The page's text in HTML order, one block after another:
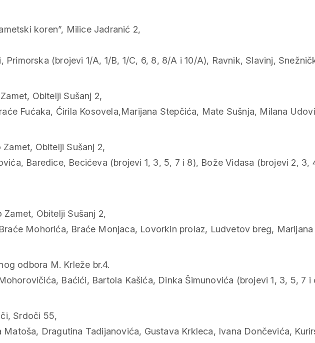
koren”, Milice Jadranić 2,
Primorska (brojevi 1/A, 1/B, 1/C, 6, 8, 8/A i 10/A), Ravnik, Slavinj,
Obitelji Sušanj 2,
Fućaka, Ćirila Kosovela,Marijana Stepčića, Mate Sušnja, Milana
Obitelji Sušanj 2,
Baredice, Becićeva (brojevi 1, 3, 5, 7 i 8), Bože Vidasa (brojevi
Obitelji Sušanj 2,
Mohorića, Braće Monjaca, Lovorkin prolaz, Ludvetov breg,
odbora M. Krleže br.4.
Baćići, Bartola Kašića, Dinka Šimunovića (brojevi 1, 3, 5,
Srdoči 55,
Dragutina Tadijanovića, Gustava Krkleca, Ivana Dončevića,